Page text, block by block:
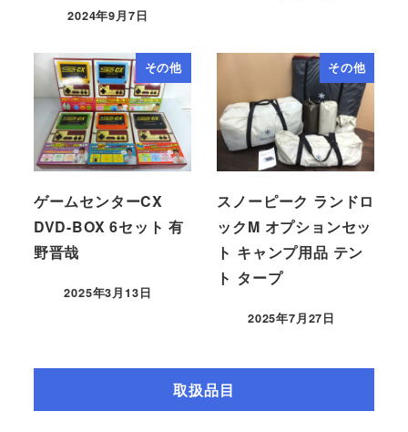
2024年9月7日
その他
ゲームセンターCX
DVD-BOX 6セット 有
野晋哉
2025年3月13日
その他
スノーピーク ランドロ
ックM オプションセッ
ト キャンプ用品 テン
ト タープ
2025年7月27日
取扱品目